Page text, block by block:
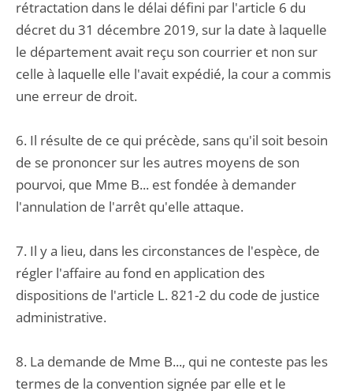
rétractation dans le délai défini par l'article 6 du
décret du 31 décembre 2019, sur la date à laquelle
le département avait reçu son courrier et non sur
celle à laquelle elle l'avait expédié, la cour a commis
une erreur de droit.
6. Il résulte de ce qui précède, sans qu'il soit besoin
de se prononcer sur les autres moyens de son
pourvoi, que Mme B... est fondée à demander
l'annulation de l'arrêt qu'elle attaque.
7. Il y a lieu, dans les circonstances de l'espèce, de
régler l'affaire au fond en application des
dispositions de l'article L. 821-2 du code de justice
administrative.
8. La demande de Mme B..., qui ne conteste pas les
termes de la convention signée par elle et le